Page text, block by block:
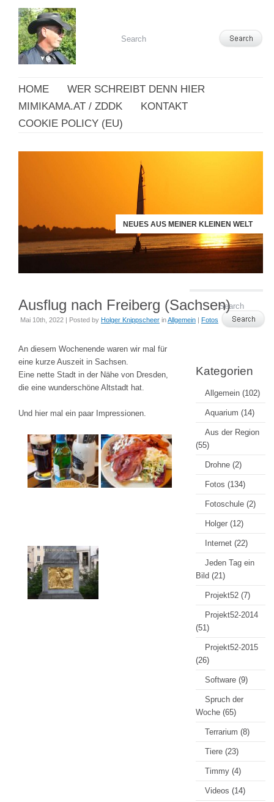
HOME
WER SCHREIBT DENN HIER
MIMIKAMA.AT / ZDDK
KONTAKT
COOKIE POLICY (EU)
NEUES AUS MEINER KLEINEN WELT
Ausflug nach Freiberg (Sachsen)
Mai 10th, 2022 | Posted by Holger Knippscheer inAllgemein | Fotos
An diesem Wochenende waren wir mal für
eine kurze Auszeit in Sachsen.
Eine nette Stadt in der Nähe von Dresden,
die eine wunderschöne Altstadt hat.
Und hier mal ein paar Impressionen.
Kategorien
Allgemein (102)
Aquarium (14)
Aus der Region
(55)
Drohne (2)
Fotos (134)
Fotoschule (2)
Holger (12)
Internet (22)
Jeden Tag ein
Bild (21)
Projekt52 (7)
Projekt52-2014
(51)
Projekt52-2015
(26)
Software (9)
Spruch der
Woche (65)
Terrarium (8)
Tiere (23)
Timmy (4)
Videos (14)